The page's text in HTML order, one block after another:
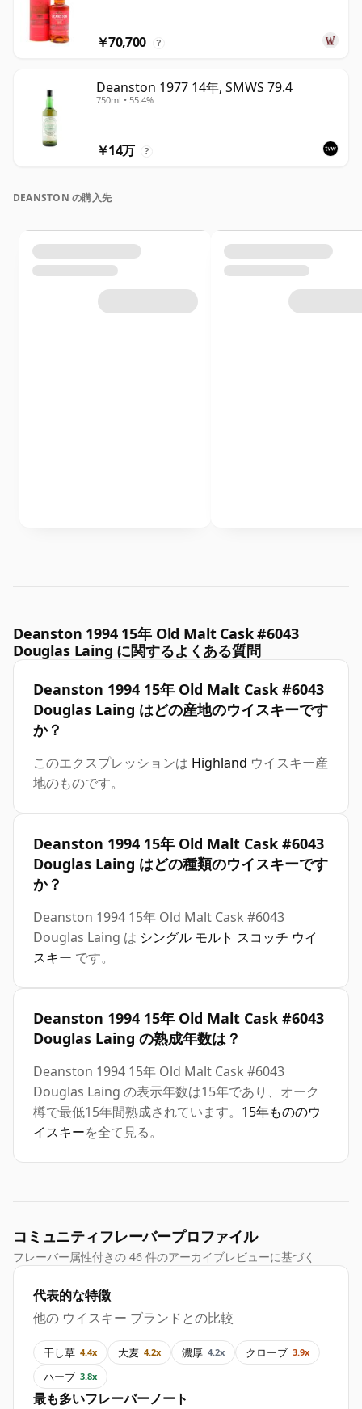
￥70,700 ?
Deanston 1977 14年, SMWS 79.4
750ml • 55.4%
￥14万 ?
DEANSTON の購入先
Deanston 1994 15年 Old Malt Cask #6043
Douglas Laing に関するよくある質問
Deanston 1994 15年 Old Malt Cask #6043
Douglas Laing はどの産地のウイスキーです
か？
このエクスプレッションは Highland ウイスキー産
地のものです。
Deanston 1994 15年 Old Malt Cask #6043
Douglas Laing はどの種類のウイスキーです
か？
Deanston 1994 15年 Old Malt Cask #6043
Douglas Laing は シングル モルト スコッチ ウイ
スキー です。
Deanston 1994 15年 Old Malt Cask #6043
Douglas Laing の熟成年数は？
Deanston 1994 15年 Old Malt Cask #6043
Douglas Laing の表示年数は15年であり、オーク
樽で最低15年間熟成されています。 15年もののウ
イスキーを全て見る。
コミュニティフレーバープロファイル
フレーバー属性付きの 46 件のアーカイブレビューに基づく
代表的な特徴
他の ウイスキー ブランドとの比較
干し草 4.4x 大麦 4.2x 濃厚 4.2x クローブ 3.9x
ハーブ 3.8x
最も多いフレーバーノート